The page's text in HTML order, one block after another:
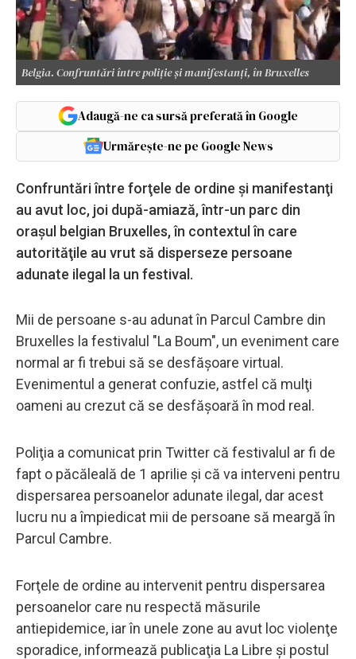
Belgia. Confruntări între poliţie şi manifestanţi, în Bruxelles
Adaugă-ne ca sursă preferată în Google
Urmărește-ne pe Google News
Confruntări între forţele de ordine şi manifestanţi
au avut loc, joi după-amiază, într-un parc din
oraşul belgian Bruxelles, în contextul în care
autorităţile au vrut să disperseze persoane
adunate ilegal la un festival.
Mii de persoane s-au adunat în Parcul Cambre din
Bruxelles la festivalul "La Boum", un eveniment care
normal ar fi trebui să se desfăşoare virtual.
Evenimentul a generat confuzie, astfel că mulţi
oameni au crezut că se desfăşoară în mod real.
Poliţia a comunicat prin Twitter că festivalul ar fi de
fapt o păcăleală de 1 aprilie şi că va interveni pentru
dispersarea persoanelor adunate ilegal, dar acest
lucru nu a împiedicat mii de persoane să meargă în
Parcul Cambre.
Forţele de ordine au intervenit pentru dispersarea
persoanelor care nu respectă măsurile
antiepidemice, iar în unele zone au avut loc violenţe
sporadice, informează publicaţia La Libre şi postul